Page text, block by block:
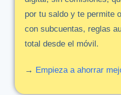
por tu saldo y te permite
con subcuentas, reglas
total desde el móvil.
→ Empieza a ahorrar